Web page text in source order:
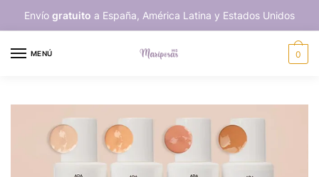
Envío gratuito a España, América Latina y Estados Unidos
MENÚ 0